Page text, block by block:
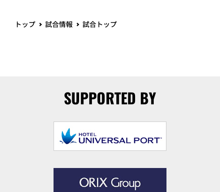
トップ 試合情報 試合トップ
SUPPORTED BY